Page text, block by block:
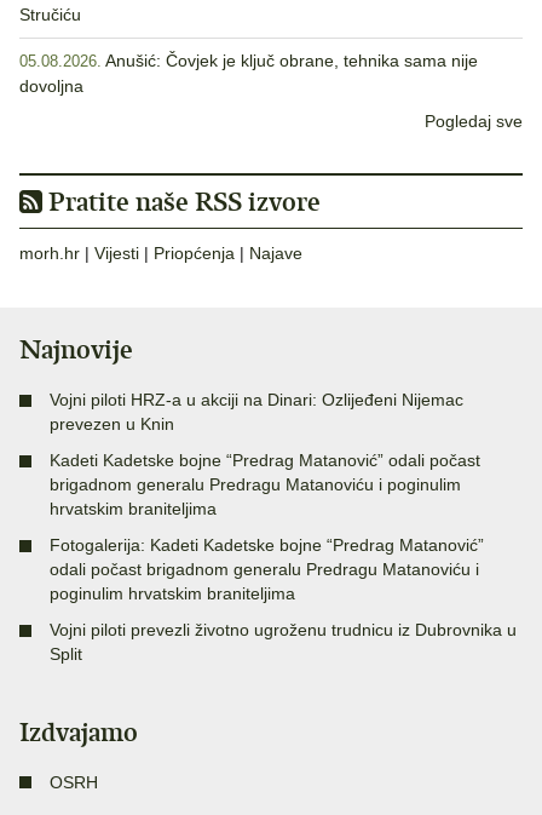
Stručiću
05.08.2026. Anušić: Čovjek je ključ obrane, tehnika sama nije
dovoljna
Pogledaj sve
Pratite naše RSS izvore
morh.hr | Vijesti | Priopćenja | Najave
Najnovije
Vojni piloti HRZ-a u akciji na Dinari: Ozlijeđeni Nijemac
prevezen u Knin
Kadeti Kadetske bojne “Predrag Matanović” odali počast
brigadnom generalu Predragu Matanoviću i poginulim
hrvatskim braniteljima
Fotogalerija: Kadeti Kadetske bojne “Predrag Matanović”
odali počast brigadnom generalu Predragu Matanoviću i
poginulim hrvatskim braniteljima
Vojni piloti prevezli životno ugroženu trudnicu iz Dubrovnika u
Split
Izdvajamo
OSRH